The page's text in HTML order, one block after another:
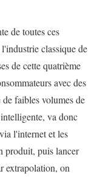
de toutes ces
classique de
de cette quatrième
avec des
faibles volumes de
va donc
l'internet et les
produit, puis lancer
extrapolation, on